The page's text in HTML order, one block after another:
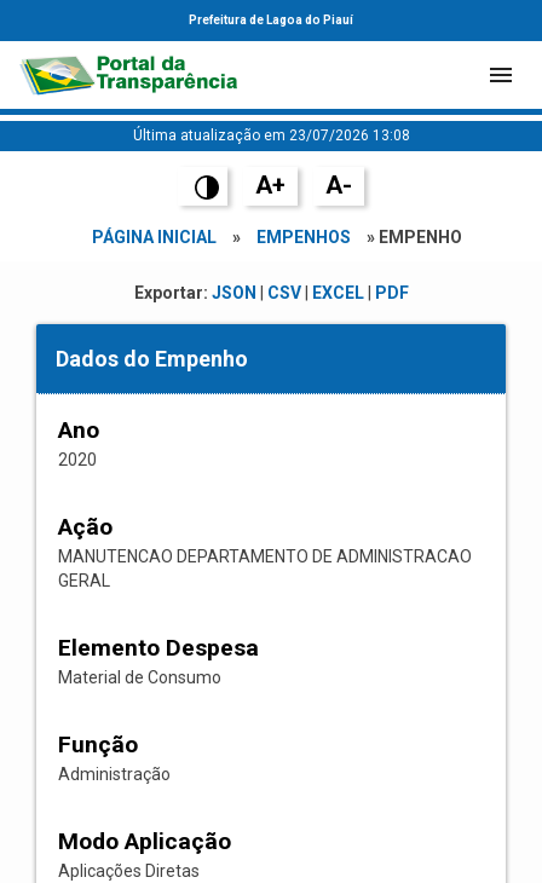
Prefeitura de Lagoa do Piauí
Última atualização em 23/07/2026 13:08
A+ A-
PÁGINA INICIAL » EMPENHOS » EMPENHO
Exportar: JSON CSV| EXCEL| PDF
Dados do Empenho
Ano
2020
Ação
MANUTENCAO DEPARTAMENTO DE ADMINISTRACAO
GERAL
Elemento Despesa
Material de Consumo
Função
Administração
Modo Aplicação
Aplicações Diretas